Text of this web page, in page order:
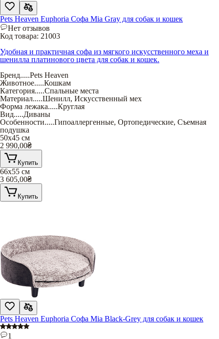
Pets Heaven Euphoria Софа Mia Gray для собак и кошек
Нет отзывов
Код товара: 21003
Удобная и практичная софа из мягкого искусственного меха и
шенилла платинового цвета для собак и кошек.
Бренд.....Pets Heaven
Животное.....Кошкам
Категория.....Спальные места
Материал.....Шенилл, Искусственный мех
Форма лежака.....Круглая
Вид.....Диваны
Особенности.....Гипоаллергенные, Ортопедические, Съемная
подушка
50х45 см
2 990,00₴
Купить
66х55 см
3 605,00₴
Купить
Pets Heaven Euphoria Софа Mia Black-Grey для собак и кошек
1